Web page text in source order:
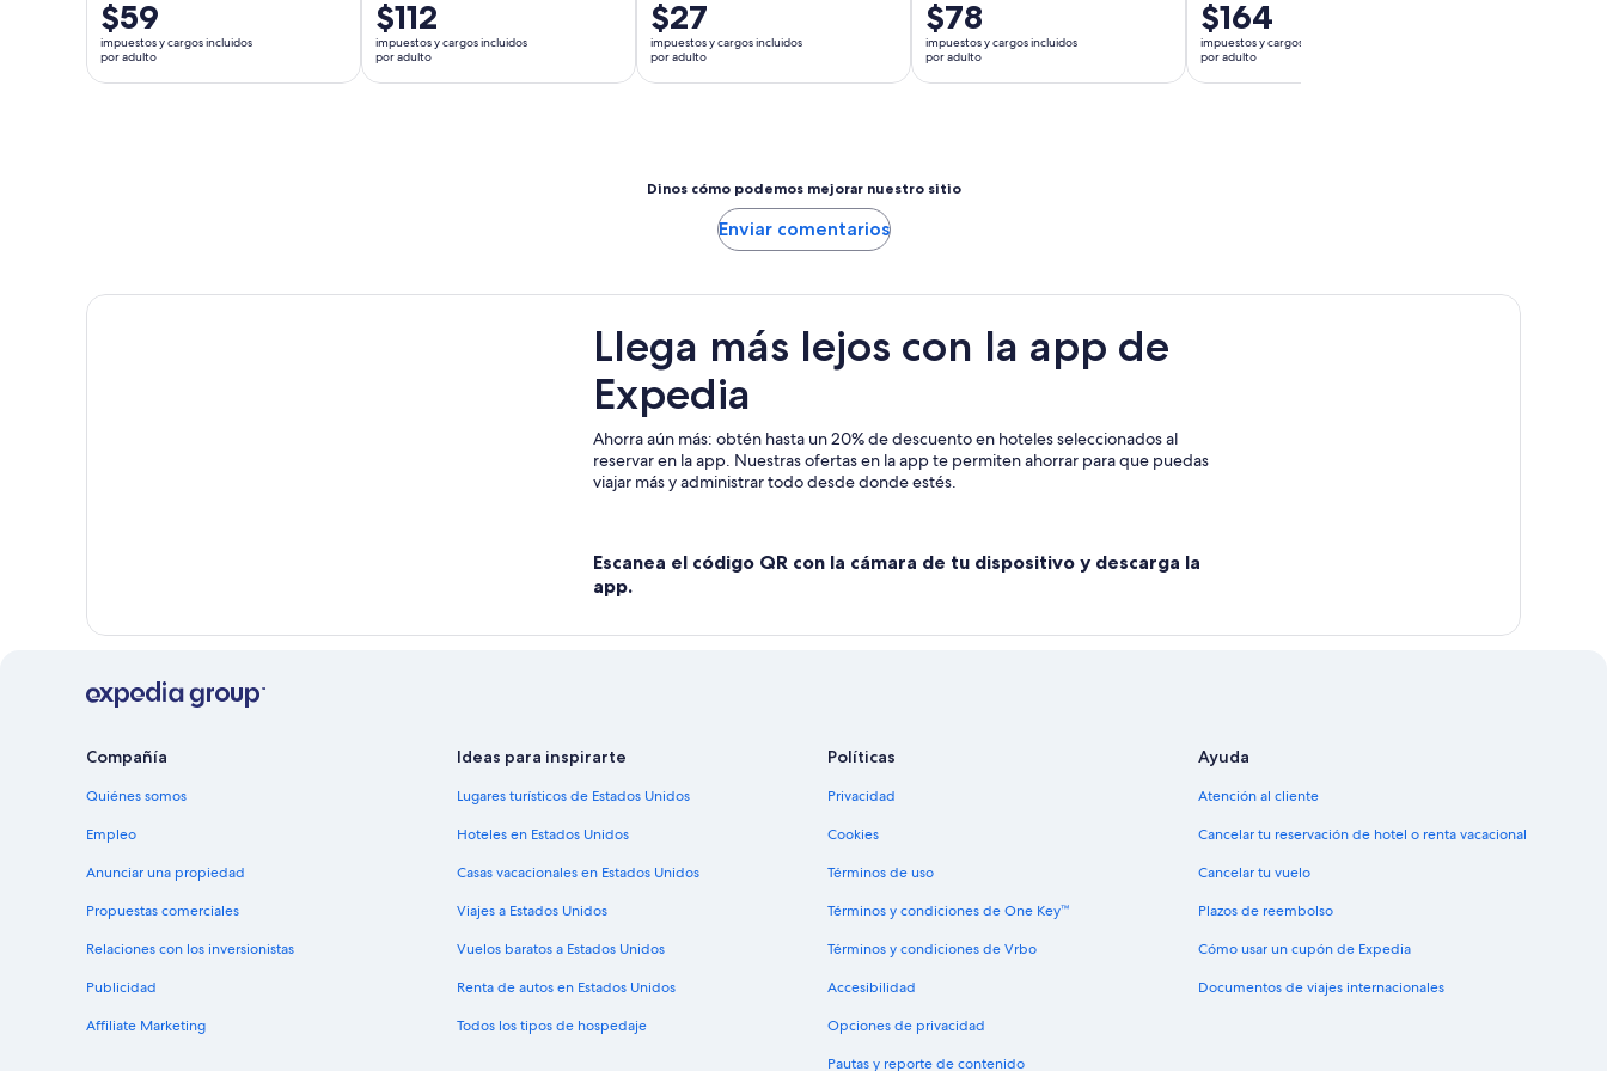
El
precio
es
de
$59
impuestos y cargos incluidos
por adulto
El
precio
es
de
$112
impuestos y cargos incluidos
por adulto
El
precio
es
de
$27
impuestos y cargos incluidos
por adulto
El
precio
es
de
$78
impuestos y cargos incluidos
por adulto
El
precio
es
de
$164
impuestos y cargos incluidos
por adulto
Dinos cómo podemos mejorar nuestro sitio
Enviar comentarios
Llega más lejos con la app de
Expedia
Ahorra aún más: obtén hasta un 20% de descuento en hoteles seleccionados al
reservar en la app. Nuestras ofertas en la app te permiten ahorrar para que puedas
viajar más y administrar todo desde donde estés.
Escanea el código QR con la cámara de tu dispositivo y descarga la
app.
Compañía
Quiénes somos
Empleo
Anunciar una propiedad
Propuestas comerciales
Relaciones con los inversionistas
Publicidad
Affiliate Marketing
Ideas para inspirarte
Lugares turísticos de Estados Unidos
Hoteles en Estados Unidos
Casas vacacionales en Estados Unidos
Viajes a Estados Unidos
Vuelos baratos a Estados Unidos
Renta de autos en Estados Unidos
Todos los tipos de hospedaje
Políticas
Privacidad
Cookies
Términos de uso
Términos y condiciones de One Key™
Términos y condiciones de Vrbo
Accesibilidad
Opciones de privacidad
Pautas y reporte de contenido
Ayuda
Atención al cliente
Cancelar tu reservación de hotel o renta vacacional
Cancelar tu vuelo
Plazos de reembolso
Cómo usar un cupón de Expedia
Documentos de viajes internacionales